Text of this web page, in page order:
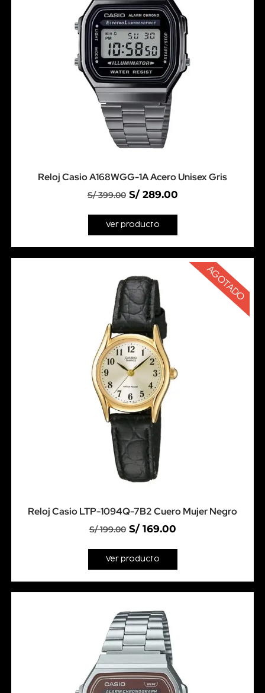
Reloj Casio A168WGG-1A Acero Unisex Gris
S/399.00 S/289.00
Ver producto
AGOTADO
Reloj Casio LTP-1094Q-7B2 Cuero Mujer Negro
S/199.00 S/169.00
Ver producto